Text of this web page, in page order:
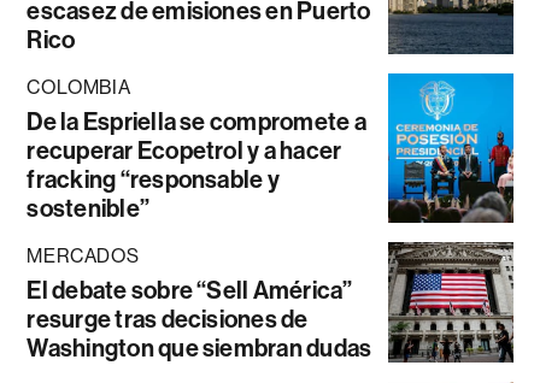
escasez de emisiones en Puerto
Rico
COLOMBIA
De la Espriella se compromete a
recuperar Ecopetrol y a hacer
fracking “responsable y
sostenible”
MERCADOS
El debate sobre “Sell América”
resurge tras decisiones de
Washington que siembran dudas